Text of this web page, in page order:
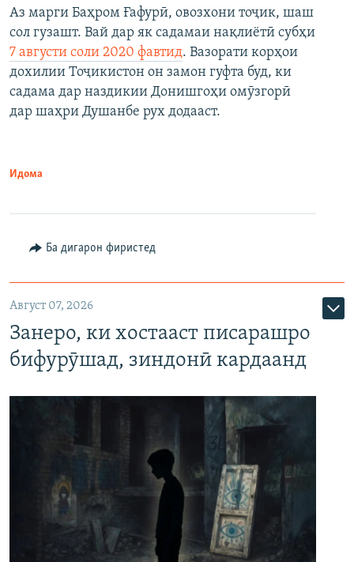
Аз марги Баҳром Ғафурӣ, овозхони тоҷик, шаш
сол гузашт. Вай дар як садамаи нақлиётӣ субҳи
7 августи соли 2020 фавтид. Вазорати корҳои
дохилии Тоҷикистон он замон гуфта буд, ки
садама дар наздикии Донишгоҳи омӯзгорӣ
дар шаҳри Душанбе рух додааст.
Идома
Ба дигарон фиристед
Август 07, 2026
Занеро, ки хостааст писарашро
бифурӯшад, зиндонӣ кардаанд